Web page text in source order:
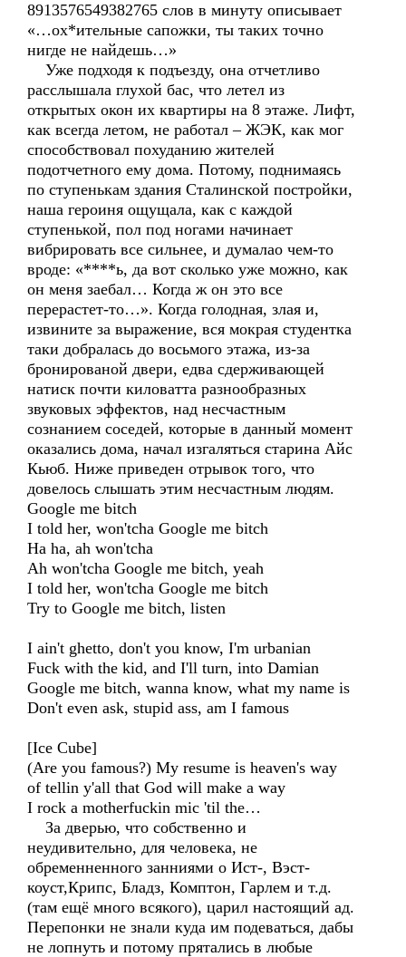
8913576549382765 слов в минуту описывает
«…ох*ительные сапожки, ты таких точно
нигде не найдешь…»
Уже подходя к подъезду, она отчетливо
расслышала глухой бас, что летел из
открытых окон их квартиры на 8 этаже. Лифт,
как всегда летом, не работал – ЖЭК, как мог
способствовал похуданию жителей
подотчетного ему дома. Потому, поднимаясь
по ступенькам здания Сталинской постройки,
наша героиня ощущала, как с каждой
ступенькой, пол под ногами начинает
вибрировать все сильнее, и думалао чем-то
вроде: «****ь, да вот сколько уже можно, как
он меня заебал… Когда ж он это все
перерастет-то…». Когда голодная, злая и,
извините за выражение, вся мокрая студентка
таки добралась до восьмого этажа, из-за
бронированой двери, едва сдерживающей
натиск почти киловатта разнообразных
звуковых эффектов, над несчастным
сознанием соседей, которые в данный момент
оказались дома, начал изгаляться старина Айс
Кьюб. Ниже приведен отрывок того, что
довелось слышать этим несчастным людям.
Google me bitch
I told her, won'tcha Google me bitch
Ha ha, ah won'tcha
Ah won'tcha Google me bitch, yeah
I told her, won'tcha Google me bitch
Try to Google me bitch, listen
I ain't ghetto, don't you know, I'm urbanian
Fuck with the kid, and I'll turn, into Damian
Google me bitch, wanna know, what my name is
Don't even ask, stupid ass, am I famous
[Ice Cube]
(Are you famous?) My resume is heaven's way
of tellin y'all that God will make a way
I rock a motherfuckin mic 'til the…
За дверью, что собственно и
неудивительно, для человека, не
обременненного занниями о Ист-, Вэст-
коуст,Крипс, Бладз, Комптон, Гарлем и т.д.
(там ещё много всякого), царил настоящий ад.
Перепонки не знали куда им подеваться, дабы
не лопнуть и потому прятались в любые